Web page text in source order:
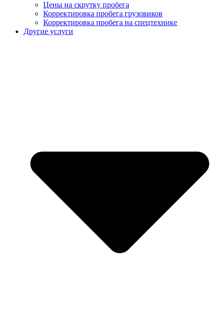
Цены на скрутку пробега
Корректировка пробега грузовиков
Корректировка пробега на спецтехнике
Другие услуги